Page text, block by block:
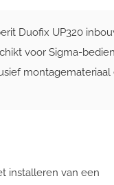
Duofix UP320
voor Sigma-
montagemateriaal
installeren van een